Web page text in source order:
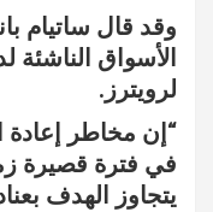
وقد قال ساتيام
لرويترز.
في فترة قصيرة
يتجاوز الهدف